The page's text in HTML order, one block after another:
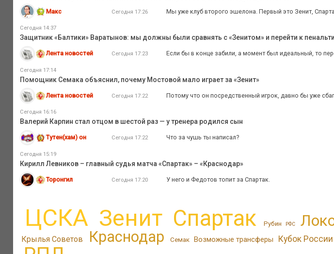
Макс Сегодня 17:26 Мы уже клуб второго эшелона. Первый это Зенит,
Сегодня 14:37
Защитник «Балтики» Варатынов: мы должны были сравнять с «Зенитом» и перейти к пенальти
Лента новостей Сегодня 17:23 Если бы в конце забили, а момент был идеальный, то
Сегодня 17:14
Помощник Семака объяснил, почему Мостовой мало играет за «Зенит»
Лента новостей Сегодня 17:22 Потому что он посредственный игрок, давно бы уже
Сегодня 16:16
Валерий Карпин стал отцом в шестой раз — у тренера родился сын
Тутен(хам) он Сегодня 17:22 Что за чушь ты написал?
Сегодня 15:19
Кирилл Левников – главный судья матча «Спартак» – «Краснодар»
Торонгил Сегодня 17:20 У него и Федотов топит за Спартак.
ЦСКА Зенит Спартак Рубин РФС
Крылья Советов Краснодар Семак Возможные трансферы Кубок России